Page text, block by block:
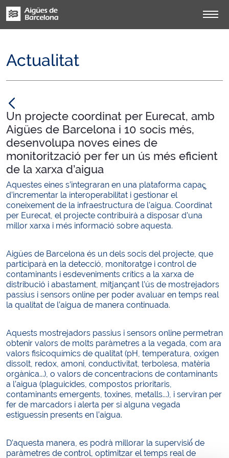
Actualitat
Un projecte coordinat per Eurecat, amb
Aigües de Barcelona i 10 socis més,
desenvolupa noves eines de
monitorització per fer un ús més eficient
de la xarxa d’aigua
Aquestes eines s’integraran en una plataforma capaç̧
d’incrementar la interoperabilitat i gestionar el
coneixement de la infraestructura de l’aigua. Coordinat
per Eurecat, el projecte contribuirà a disposar d’una
millor xarxa i més informació sobre aquesta.
Aigües de Barcelona és un dels socis del projecte, que
participarà en la detecció, monitoratge i control de
contaminants i esdeveniments crítics a la xarxa de
distribució i abastament, mitjançant l’ús de mostrejadors
passius i sensors online per poder avaluar en temps real
la qualitat de l’aigua de manera continuada.
Aquests mostrejadors passius i sensors online permetran
obtenir valors de molts paràmetres a la vegada, com ara
valors fisicoquímics de qualitat (pH, temperatura, oxigen
dissolt, redox, amoni, conductivitat, terbolesa, matèria
orgànica...), o valors de concentracions de contaminants
a l’aigua (plaguicides, compostos prioritaris,
contaminants emergents, toxines, metalls...), i serviran per
fer de marcadors i alerta per si alguna vegada
estiguessin presents en l’aigua.
D’aquesta manera, es podrà millorar la supervisió́ de
paràmetres de control, optimitzar el temps real de